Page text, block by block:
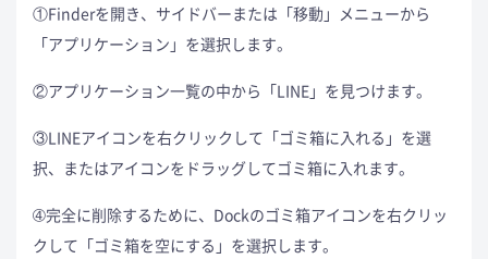
①Finderを開き、サイドバーまたは「移動」メニューから
「アプリケーション」を選択します。
②アプリケーション一覧の中から「LINE」を見つけます。
③LINEアイコンを右クリックして「ゴミ箱に入れる」を選
択、またはアイコンをドラッグしてゴミ箱に入れます。
➃完全に削除するために、Dockのゴミ箱アイコンを右クリッ
クして「ゴミ箱を空にする」を選択します。